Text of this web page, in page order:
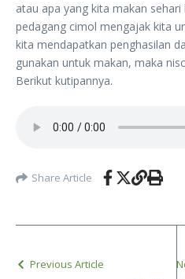
atau apa yang kita makan
pedagang cimol mengajak kita
kita mendapatkan penghasilan
gunakan untuk makan, maka
Berikut kutipannya.
Share Article
Previous Article